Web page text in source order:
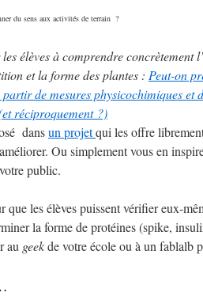
du sens aux activités de terrain ?
élèves à comprendre concrètement
et la forme des plantes : Peut-on
partir de mesures physicochimiques et
réciproquement ?)
dansun projetqui les offre
Ou simplement vous en
public.
que les élèves puissent vérifier eux-
la forme de protéines (spike,
au geekde votre école ou à un fablalb